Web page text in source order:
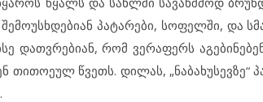
პატარები, სოფელში, და
დათვრებიან, რომ ვერაფერს
თითოეულ წვეთს. დილას, „ნაბახუსევზე“